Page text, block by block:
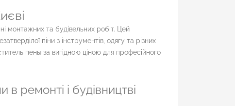
монтажних та будівельних робіт. Цей
піни з інструментів, одягу та різних
пены за вигідною ціною для професійного
ремонті і будівництві